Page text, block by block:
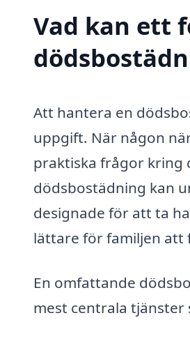
Vad kan ett
Att hantera en
uppgift. När någon
praktiska frågor kring
dödsbostädning kan
designade för att ta
lättare för familjen att
En omfattande
mest centrala tjänster